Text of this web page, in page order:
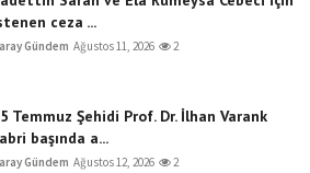
ceza ...
Gündem Ağustos 11, 2026 2
Temmuz Şehidi Prof. Dr. İlhan Varank
başında a...
Gündem Ağustos 12, 2026 2